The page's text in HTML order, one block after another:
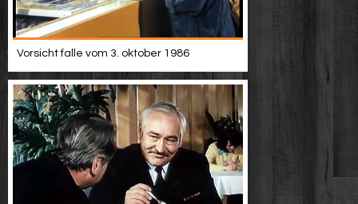
Vorsicht falle vom 3. oktober 1986